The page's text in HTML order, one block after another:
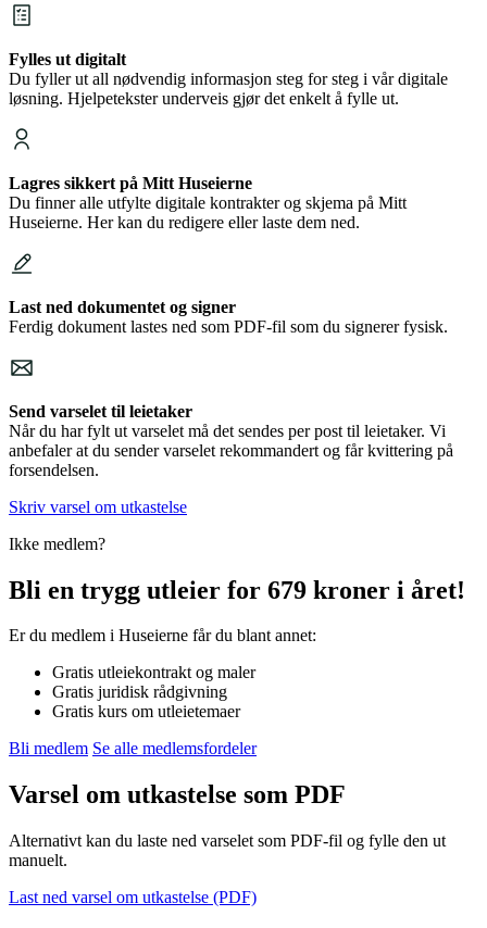
Fylles ut digitalt
Du fyller ut all nødvendig informasjon steg for steg i vår digitale
løsning. Hjelpetekster underveis gjør det enkelt å fylle ut.
Lagres sikkert på Mitt Huseierne
Du finner alle utfylte digitale kontrakter og skjema på Mitt
Huseierne. Her kan du redigere eller laste dem ned.
Last ned dokumentet og signer
Ferdig dokument lastes ned som PDF-fil som du signerer fysisk.
Send varselet til leietaker
Når du har fylt ut varselet må det sendes per post til leietaker. Vi
anbefaler at du sender varselet rekommandert og får kvittering på
forsendelsen.
Skriv varsel om utkastelse
Ikke medlem?
Bli en trygg utleier for 679 kroner i året!
Er du medlem i Huseierne får du blant annet:
Gratis utleiekontrakt og maler
Gratis juridisk rådgivning
Gratis kurs om utleietemaer
Bli medlem Se alle medlemsfordeler
Varsel om utkastelse som PDF
Alternativt kan du laste ned varselet som PDF-fil og fylle den ut
manuelt.
Last ned varsel om utkastelse (PDF)